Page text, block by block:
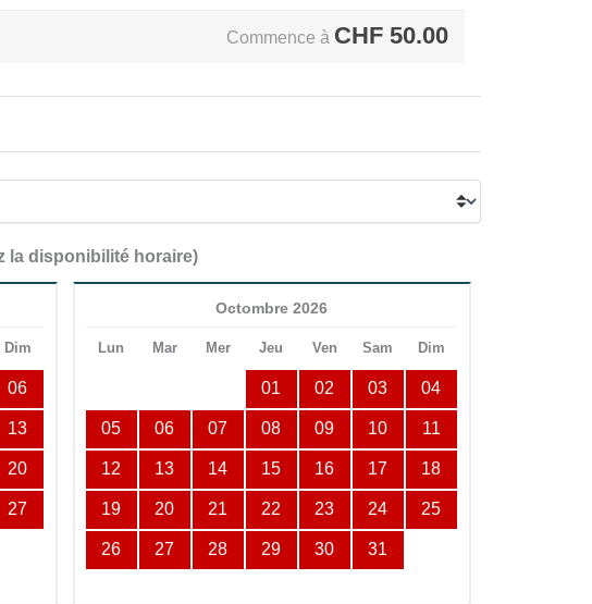
Commence à CHF 50.00
la disponibilité horaire)
Dim
06
13
20
27
Octombre 2026
Lun Mar Mer Jeu Ven Sam Dim
01 02 03 04
05 06 07 08 09 10 11
12 13 14 15 16 17 18
19 20 21 22 23 24 25
26 27 28 29 30 31